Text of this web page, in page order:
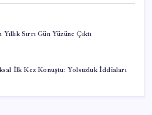
Sırrı Gün Yüzüne Çıktı
İlk Kez Konuştu: Yolsuzluk İddiaları